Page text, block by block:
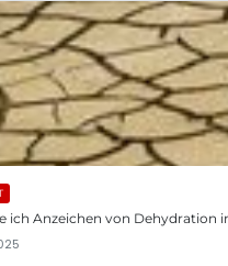
ich Anzeichen von Dehydration